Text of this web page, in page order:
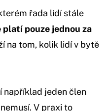
řada lidí stále
pouze jednou za
na tom, kolik lidí v bytě
například jeden člen
V praxi to